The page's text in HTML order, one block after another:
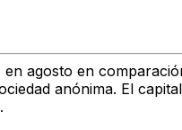
en agosto en
anónima. El
.